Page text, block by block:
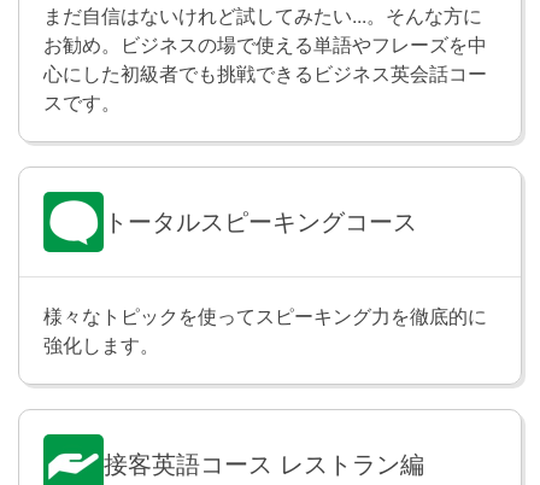
Lesson 27 テスト
Lesson 25〜26 の内容をおさらいします。
Lesson 28 受動態
受動態の文を学習します。「英語は多くの人々によっ
て話されます」「この小説は夏目漱石によって書かれ
す。
Lesson 29 SVOOの受動態
主語＋動詞＋目的語＋目的語の文を、受動態にする練
習を行います。「彼のおじいちゃんは彼にお金をくれ
まだ自信はないけれど試してみたい...。そんな方に
お勧め。ビジネスの場で使える単語やフレーズを中
心にした初級者でも挑戦できるビジネス英会話コー
スです。
トータルスピーキングコース
様々なトピックを使ってスピーキング力を徹底的に
強化します。
接客英語コース レストラン編